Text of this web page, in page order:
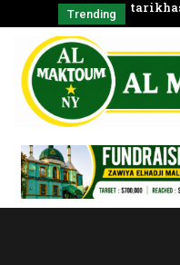
Trending